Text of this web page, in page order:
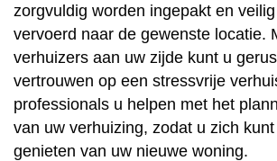
zorgvuldig worden ingepakt en
vervoerd naar de gewenste locatie.
verhuizers aan uw zijde kunt u
vertrouwen op een stressvrije
professionals u helpen met het
van uw verhuizing, zodat u zich
genieten van uw nieuwe woning.